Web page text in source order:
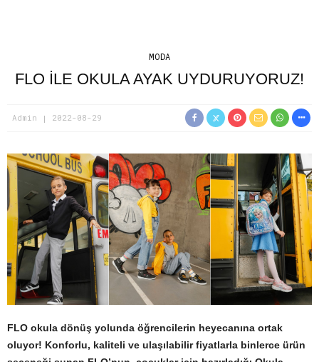
MODA
FLO ILE OKULA AYAK UYDURUYORUZ!
Admin 2022-08-29
FLO okula dönüş yolunda öğrencilerin heyecanına ortak
oluyor! Konforlu, kaliteli ve ulaşılabilir fiyatlarla binlerce ürün